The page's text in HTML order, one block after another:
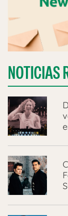
NOTICIAS